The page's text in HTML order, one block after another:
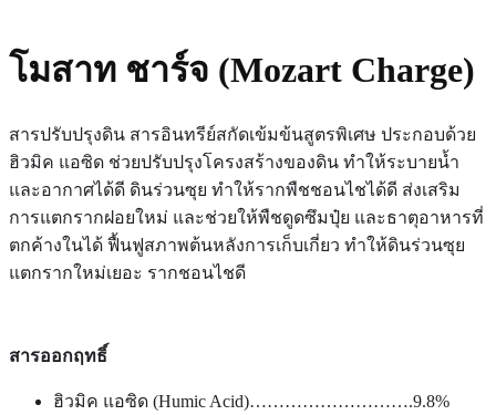
โมสาท ชาร์จ (Mozart Charge)
สารปรับปรุงดิน สารอินทรีย์สกัดเข้มข้นสูตรพิเศษ ประกอบด้วย
ฮิวมิค แอซิด ช่วยปรับปรุงโครงสร้างของดิน ทำให้ระบายน้ำ
และอากาศได้ดี ดินร่วนซุย ทำให้รากพืชชอนไชได้ดี ส่งเสริม
การแตกรากฝอยใหม่ และช่วยให้พืชดูดซึมปุ๋ย และธาตุอาหารที่
ตกค้างในได้ ฟื้นฟูสภาพต้นหลังการเก็บเกี่ยว ทำให้ดินร่วนซุย
แตกรากใหม่เยอะ รากชอนไชดี
สารออกฤทธิ์
ฮิวมิค แอซิด (Humic Acid)……………………….9.8%